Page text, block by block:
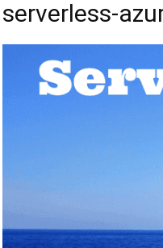
serverless-